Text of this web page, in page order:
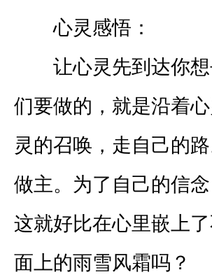
心灵感悟：
让心灵先到达你想
们要做的，就是沿着
灵的召唤，走自己的
做主。为了自己的信
这就好比在心里嵌上
面上的雨雪风霜吗？